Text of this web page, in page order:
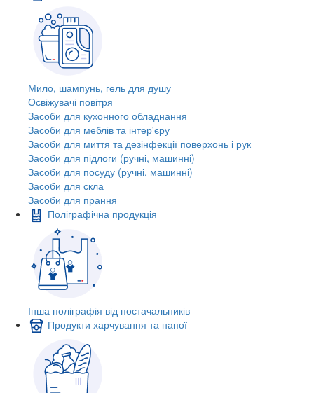
Мило, шампунь, гель для душу
Освіжувачі повітря
Засоби для кухонного обладнання
Засоби для меблів та інтер'єру
Засоби для миття та дезінфекції поверхонь і рук
Засоби для підлоги (ручні, машинні)
Засоби для посуду (ручні, машинні)
Засоби для скла
Засоби для прання
Поліграфічна продукція
Інша поліграфія від постачальників
Продукти харчування та напої